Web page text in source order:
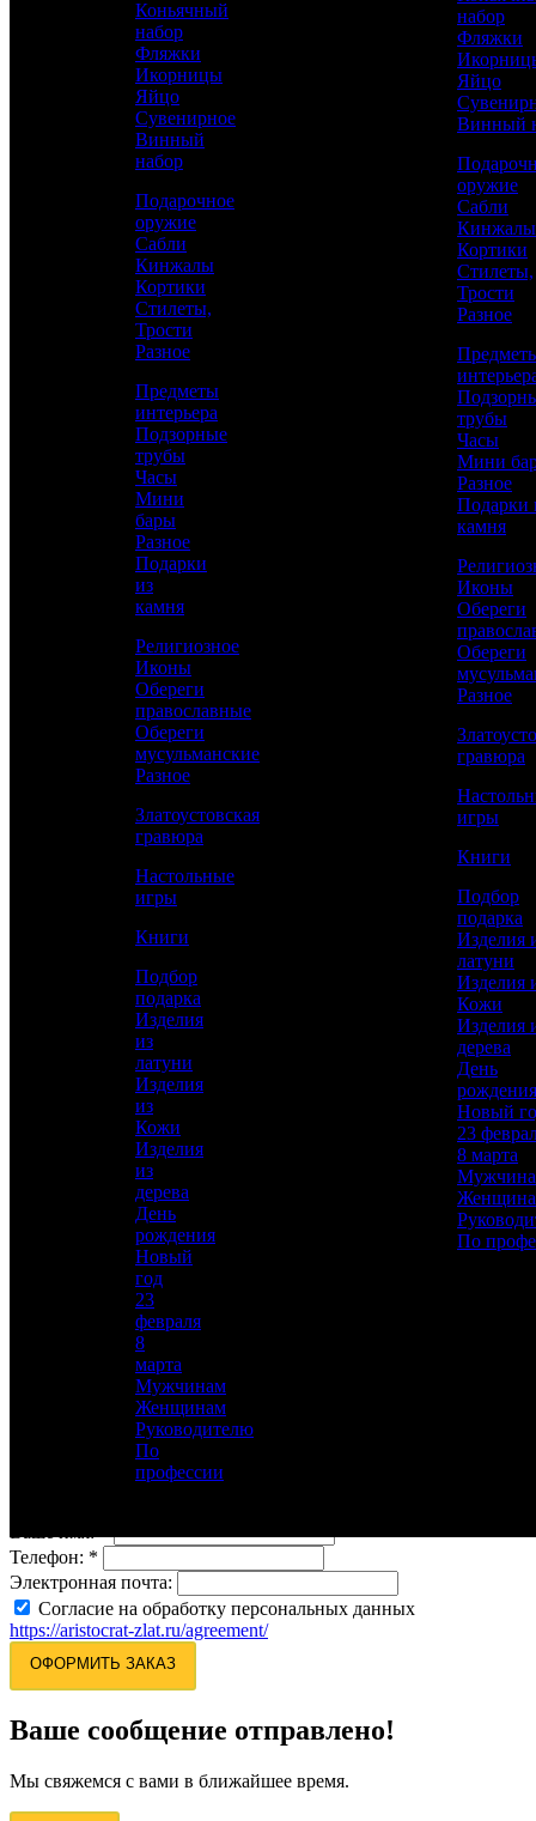
Аристократ
Подарки из камня
14 100 р.
Сравнить товар
Рассчитать доставку СДЭК
РАССЧИТАТЬ
Художественное литье, Полировка,
Никелирование, Золочение, Нанесение
эмали, Обработка литья, Обработка камня
Никель, Золото, Эмаль, Мрамор
Для добавления товара в избранное, пожалуйста,
АВТОРИЗОВАТЬСЯ ОТМЕНА
Оставьте свои данные, мы свяжемся с вами для
Телефон: *
Электронная почта:
Согласие на обработку персональных данных
https://aristocrat-zlat.ru/agreement/
ОФОРМИТЬ ЗАКАЗ
Ваше сообщение отправлено!
Мы свяжемся с вами в ближайшее время.
Коньячный
набор
Фляжки
Икорницы
Яйцо
Сувенирное
Винный
набор
Подарочное
оружие
Сабли
Кинжалы
Кортики
Стилеты,
Трости
Разное
Предметы
интерьера
Подзорные
трубы
Часы
Мини
бары
Разное
Подарки
из
камня
Религиозное
Иконы
Обереги
православные
Обереги
мусульманские
Разное
Златоустовская
гравюра
Настольные
игры
Книги
Подбор
подарка
Изделия
из
латуни
Изделия
из
Кожи
Изделия
из
дерева
День
рождения
Новый
год
23
февраля
8
марта
Мужчинам
Женщинам
Руководителю
По
профессии
набор
Фляжки
Яйцо
Винный
оружие
Сабли
Кинжалы
Кортики
Стилеты,
Трости
Разное
трубы
Часы
Мини
Разное
Подарки
камня
Иконы
Обереги
Обереги
Разное
гравюра
игры
Книги
Подбор
подарка
Изделия
латуни
Изделия
Кожи
Изделия
дерева
День
рождения
Новый
23
8 марта
По